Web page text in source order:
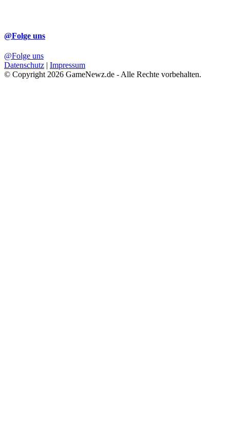
@Folge uns
@Folge uns
Datenschutz | Impressum
© Copyright 2026 GameNewz.de - Alle Rechte vorbehalten.